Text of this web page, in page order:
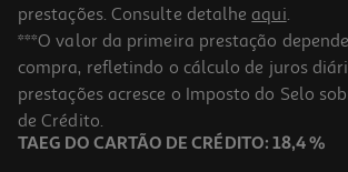
Teclado S/fios Hp 220
24.99 €/un
24,99 €
prestações. Consulte detalhe aqui.
***O valor da primeira prestação
compra, refletindo o cálculo de juros
prestações acresce o Imposto do Selo
de Crédito.
TAEG DO CARTÃO DE CRÉDITO: 18,4 %